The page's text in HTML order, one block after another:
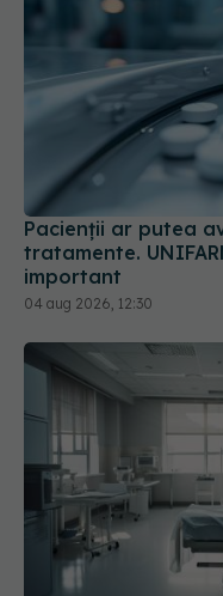
Pacienții ar putea
tratamente.
important
04 aug 2026, 12:30